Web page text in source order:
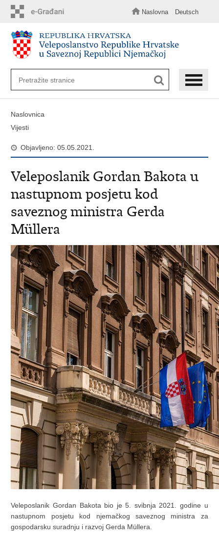
sadržaj
Naslovna Deutsch
Naslovnica
Vijesti
Objavljeno: 05.05.2021.
Veleposlanik Gordan Bakota u
nastupnom posjetu kod
saveznog ministra Gerda
Müllera
Veleposlanik Gordan Bakota bio je 5. svibnja 2021. godine u
nastupnom posjetu kod njemačkog saveznog ministra za
gospodarsku suradnju i razvoj Gerda Müllera.